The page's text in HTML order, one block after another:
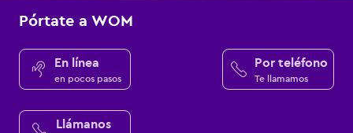
Pórtate a WOM
En línea
en pocos pasos
Por teléfono
Te llamamos
Llámanos